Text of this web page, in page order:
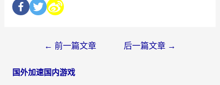
← 前一篇文章 后一篇文章 →
国外加速国内游戏